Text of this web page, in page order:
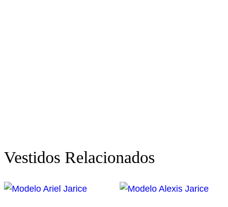
Vestidos Relacionados